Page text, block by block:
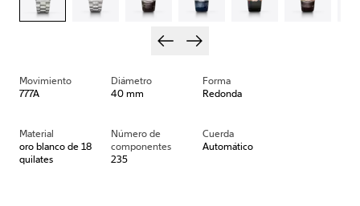
Movimiento
777A
Diámetro
40 mm
Forma
Redonda
Material
oro blanco de 18
quilates
Número de
componentes
235
Cuerda
Automático